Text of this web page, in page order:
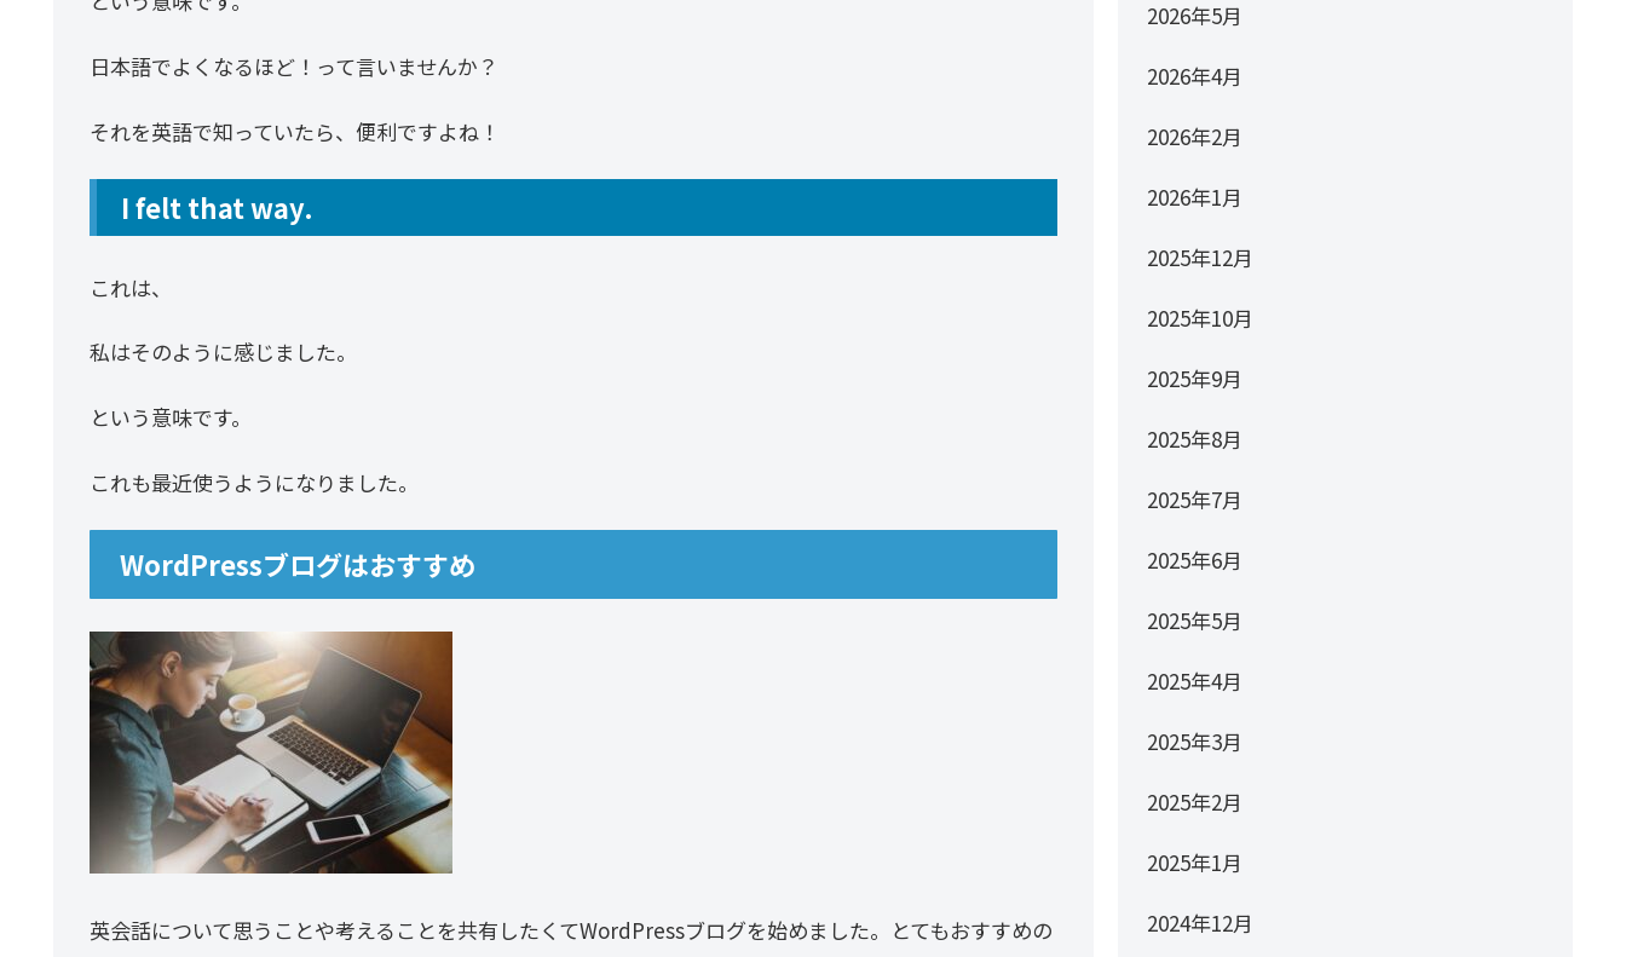
日本語でよくなるほど！って言いませんか？
それを英語で知っていたら、便利ですよね！
I felt that way.
これは、
私はそのように感じました。
という意味です。
これも最近使うようになりました。
WordPressブログはおすすめ
英会話について思うことや考えることを共有したくてWordPressブログを始めました。とてもおすすめの
2026年5月
2026年4月
2026年2月
2026年1月
2025年12月
2025年10月
2025年9月
2025年8月
2025年7月
2025年6月
2025年5月
2025年4月
2025年3月
2025年2月
2025年1月
2024年12月